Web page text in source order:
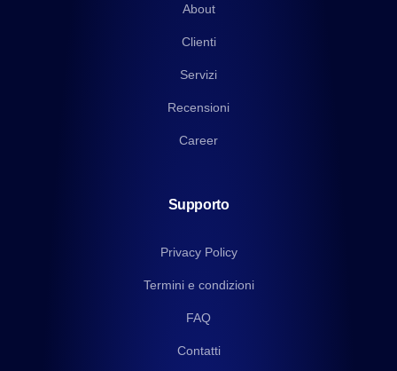
About
Clienti
Servizi
Recensioni
Career
Supporto
Privacy Policy
Termini e condizioni
FAQ
Contatti